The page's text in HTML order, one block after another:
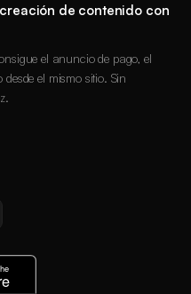
de contenido con
el anuncio de pago, el
desde el mismo sitio. Sin